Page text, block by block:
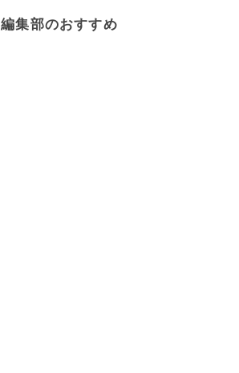
編集部のおすすめ